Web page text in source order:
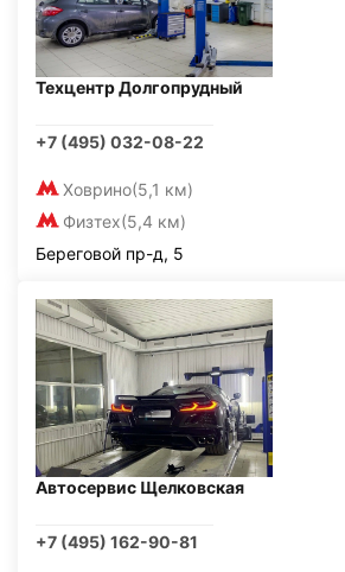
Техцентр Долгопрудный
+7 (495) 032-08-22
Ховрино(5,1 км)
Физтех(5,4 км)
Береговой пр-д, 5
Автосервис Щелковская
+7 (495) 162-90-81